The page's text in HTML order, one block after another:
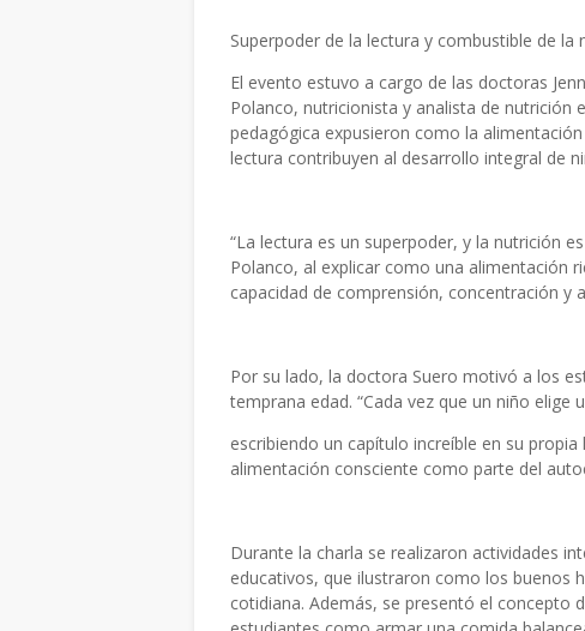
Superpoder de la lectura y combustible de la
El evento estuvo a cargo de las doctoras
Polanco, nutricionista y analista de nutrición
pedagógica expusieron como la
lectura contribuyen al desarrollo integral de
“La lectura es un superpoder, y la nutrición
Polanco, al explicar como una alimentación
capacidad de comprensión, concentración y
Por su lado, la doctora Suero motivó a los
temprana edad. “Cada vez que un niño elige
escribiendo un capítulo increíble en su
alimentación consciente como parte del
Durante la charla se realizaron actividades
educativos, que ilustraron como los buenos
cotidiana. Además, se presentó el concepto